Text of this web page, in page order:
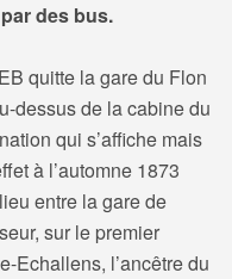
des bus.
quitte la gare du Flon
dessus de la cabine du
qui s’affiche mais
à l’automne 1873
entre la gare de
sur le premier
Echallens, l’ancêtre du